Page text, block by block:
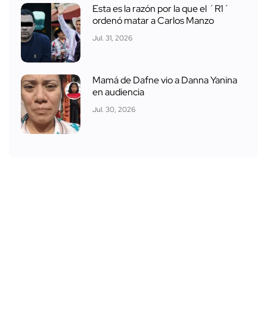
Esta es la razón por la que el ´R1´
ordenó matar a Carlos Manzo
Jul. 31, 2026
Mamá de Dafne vio a Danna Yanina
en audiencia
Jul. 30, 2026